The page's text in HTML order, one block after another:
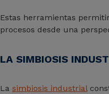
Estas herramientas
procesos desde una
LA SIMBIOSIS
La simbiosis industrial